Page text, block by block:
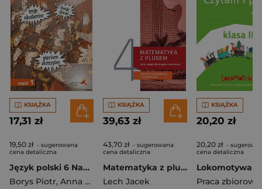
KSIĄŻKA
17,31 zł
19,50 zł - sugerowana
cena detaliczna
Język polski 6 Nauka o języku Część 1 Szkoła podstawowa
Borys Piotr, Anna Halasz
KSIĄŻKA
39,63 zł
43,70 zł - sugerowana
cena detaliczna
Matematyka z plusem 4 Zbiór zadań Zakres podstawowy i rozszerzony Liceum technikum
Lech Jacek
KSIĄŻKA
20,20 zł
20,20 zł -
cena detaliczna
Praca zbiorowa